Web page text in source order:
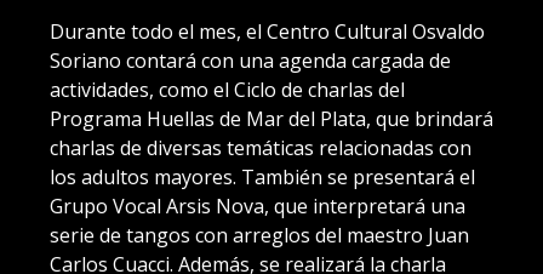
Durante todo el mes, el Centro Cultural Osvaldo
Soriano contará con una agenda cargada de
actividades, como el Ciclo de charlas del
Programa Huellas de Mar del Plata, que brindará
charlas de diversas temáticas relacionadas con
los adultos mayores. También se presentará el
Grupo Vocal Arsis Nova, que interpretará una
serie de tangos con arreglos del maestro Juan
Carlos Cuacci. Además, se realizará la charla